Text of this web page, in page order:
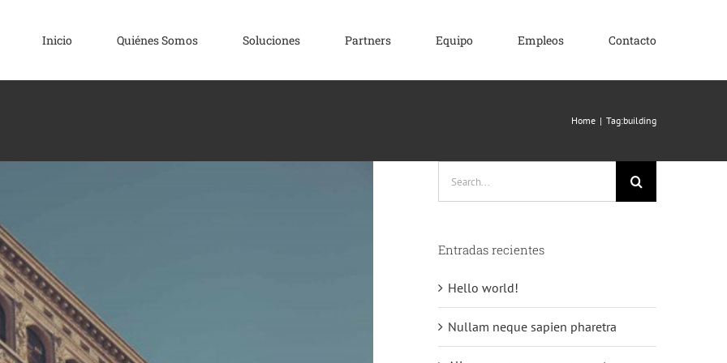
Inicio Quiénes Somos Soluciones Partners Equipo Empleos Contacto
Home Tag:building
Entradas recientes
Hello world!
Nullam neque sapien pharetra